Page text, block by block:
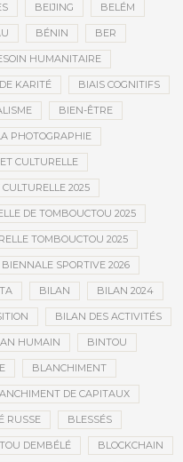
BEIJING BELÉM
BÉNIN BER
HUMANITAIRE
KARITÉ BIAIS COGNITIFS
BIEN-ÊTRE
PHOTOGRAPHIE
CULTURELLE
2025
DE TOMBOUCTOU 2025
TOMBOUCTOU 2025
BIENNALE SPORTIVE 2026
BILAN BILAN 2024
BILAN DES ACTIVITÉS
HUMAIN BINTOU
BLANCHIMENT
DE CAPITAUX
RUSSE BLESSÉS
DEMBÉLÉ BLOCKCHAIN